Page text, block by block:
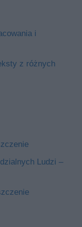
i
z różnych
Ludzi –